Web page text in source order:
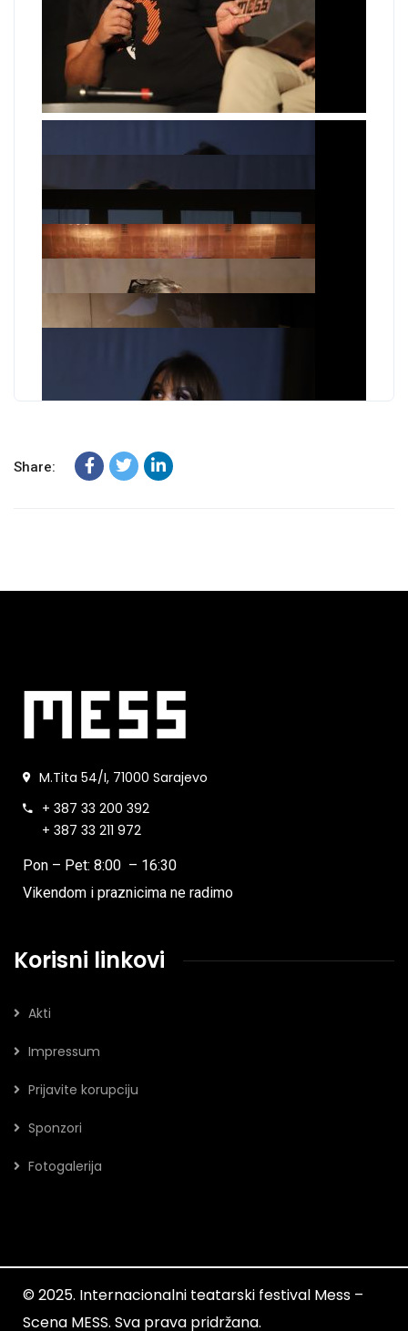
Share:
M.Tita 54/I, 71000 Sarajevo
+ 387 33 200 392
+ 387 33 211 972
Pon – Pet: 8:00 – 16:30
Vikendom i praznicima ne radimo
Korisni linkovi
Akti
Impressum
Prijavite korupciju
Sponzori
Fotogalerija
© 2025. Internacionalni teatarski festival Mess –
Scena MESS. Sva prava pridržana.